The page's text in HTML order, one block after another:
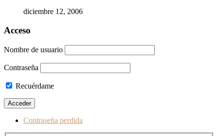
diciembre 12, 2006
Acceso
Nombre de usuario
Contraseña
Recuérdame
Contraseña perdida